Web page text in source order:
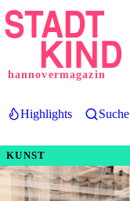
Direkt
zum
hannovermagazin
Highlights Suche
KUNST